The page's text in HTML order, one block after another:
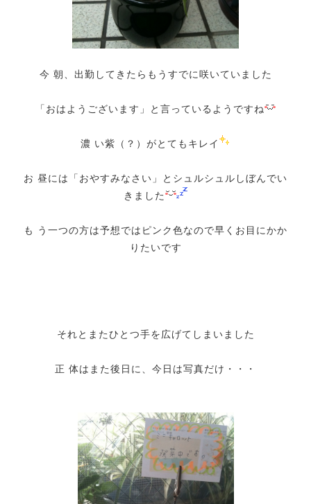
今 朝、出勤してきたらもうすでに咲いていました
「おはようございます」と言っているようですね
濃 い紫（？）がとてもキレイ
お 昼には「おやすみなさい」とシュルシュルしぼんでい
きました
も う一つの方は予想ではピンク色なので早くお目にかか
りたいです
それとまたひとつ手を広げてしまいました
正 体はまた後日に、今日は写真だけ・・・